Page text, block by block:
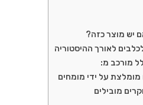
יש מוצר כזה?
לאורך ההיסטוריה
מורכב מ:
על ידי מומחים
מובילים